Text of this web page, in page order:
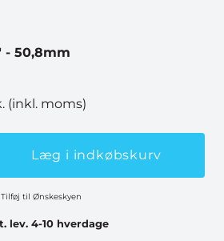
- 50,8mm
(inkl. moms)
Læg i indkøbskurv
Tilføj til Ønskeskyen
lev. 4-10 hverdage